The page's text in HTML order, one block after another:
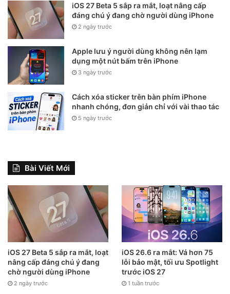
Bước 3:Chọn Thiết lập
đặt ở đâu bạn muốn nhé).
iOS 27 Beta 5 sắp ra mắt, loạt nâng cấp
đáng chú ý đang chờ người dùng iPhone
2 ngày trước
Apple lưu ý người dùng không nên lạm
dụng một nút bấm trên iPhone
3 ngày trước
Cách xóa sticker trên bàn phím iPhone
nhanh chóng, đơn giản chỉ với vài thao tác
5 ngày trước
Bài Viết Mới
iOS 27 Beta 5 sắp ra mắt, loạt
nâng cấp đáng chú ý đang
chờ người dùng iPhone
2 ngày trước
iOS 26.6 ra mắt: Vá hơn 75
lỗi bảo mật, tối ưu Spotlight
trước iOS 27
1 tuần trước